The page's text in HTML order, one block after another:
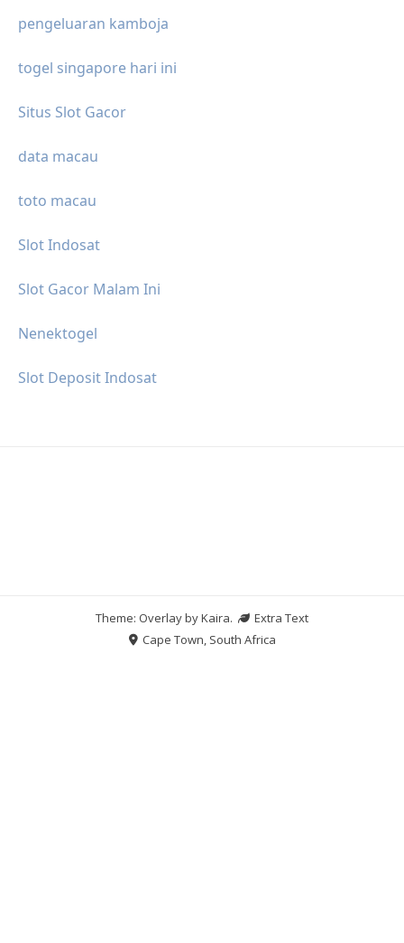
pengeluaran kamboja
togel singapore hari ini
Situs Slot Gacor
data macau
toto macau
Slot Indosat
Slot Gacor Malam Ini
Nenektogel
Slot Deposit Indosat
Theme: Overlay byKaira.
Extra Text
Cape Town, South Africa